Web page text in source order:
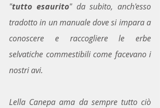
"tutto esaurito" da subito, anch'esso
tradotto in un manuale dove si impara a
conoscere e raccogliere le erbe
selvatiche commestibili come facevano i
nostri avi.
Lella Canepa ama da sempre tutto ciò